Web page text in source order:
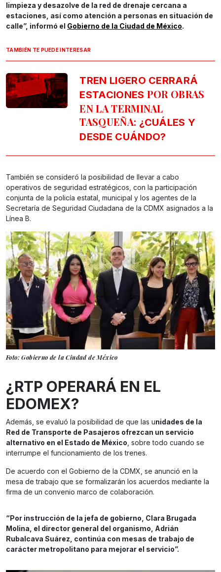
limpieza y desazolve de la red de drenaje cercana a
estaciones, así como atención a personas en situación de
calle”, informó el Gobierno de la Ciudad de México.
TAMBIÉN TE PUEDE INTERESAR
TREN LIGERO CERRARÁ
ESTACIONES POR OBRAS
EN LA TERMINAL
TASQUEÑA: ¿CUÁLES Y
DESDE CUÁNDO?
También se consideró la posibilidad de llevar a cabo
operativos de seguridad estratégicos, con la participación
conjunta de la policía estatal, municipal y los agentes de la
Secretaría de Seguridad Ciudadana de la CDMX asignados a la
Línea B.
Foto: Gobierno de la Ciudad de México
¿RTP OPERARÁ EN EL
EDOMEX?
Además, se evaluó la posibilidad de que las unidades de la
Red de Transporte de Pasajeros ofrezcan un servicio
alternativo en el Estado de México , sobre todo cuando se
interrumpe el funcionamiento de los trenes.
De acuerdo con el Gobierno de la CDMX, se anunció en la
mesa de trabajo que se formalizarán los acuerdos mediante la
firma de un convenio marco de colaboración.
“Por instrucción de la jefa de gobierno, Clara Brugada
Molina, el director general del organismo, Adrián
Rubalcava Suárez, continúa con mesas de trabajo de
carácter metropolitano para mejorar el servicio”.